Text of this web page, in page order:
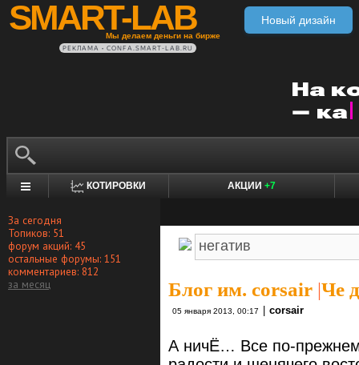
SMART-LAB
Мы делаем деньги на бирже
Новый дизайн
РЕКЛАМА • CONFA.SMART-LAB.RU
КОТИРОВКИ АКЦИИ +7
За сегодня
Топиков: 51
форум акций: 45
остальные форумы: 151
комментариев: 812
за месяц
Блог им. corsair |Че
05 января 2013, 00:17 corsair
А ничЁ… Все по-